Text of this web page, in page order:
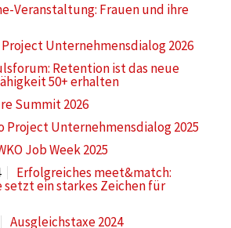
Veranstaltung: Frauen und ihre
Unternehmensdialog 2026
Retention ist das neue
50+ erhalten
Summit 2026
Project Unternehmensdialog 2025
Job Week 2025
Erfolgreiches meet&match:
setzt ein starkes Zeichen für
Ausgleichstaxe 2024